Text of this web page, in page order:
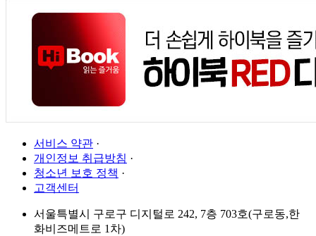
서비스 약관 ·
개인정보 취급방침 ·
청소년 보호 정책 ·
고객센터
서울특별시 구로구 디지털로 242, 7층 703호(구로동,한
화비즈메트로 1차)